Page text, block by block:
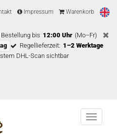
Impressum Warenkorb
Bestellung bis 12:00 Uhr (Mo–Fr)
Regellieferzeit: 1–2 Werktage
DHL-Scan sichtbar
Menu